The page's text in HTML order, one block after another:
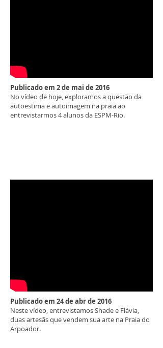
Publicado em 2 de mai de 2016
No vídeo de hoje, exploramos a questão da
autoestima e autoimagem na praia ao
entrevistarmos 4 alunos da ESPM-Rio.
Publicado em 24 de abr de 2016
Neste vídeo, entrevistamos Shade e Flávia,
duas artesãs que vendem sua arte na Praia do
Arpoador.